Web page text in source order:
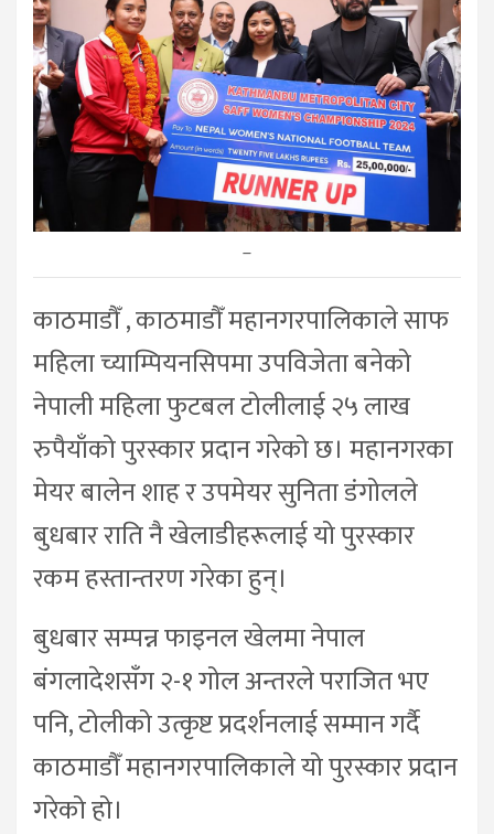
–
काठमाडौँ , काठमाडौँ महानगरपालिकाले साफ
महिला च्याम्पियनसिपमा उपविजेता बनेको
नेपाली महिला फुटबल टोलीलाई २५ लाख
रुपैयाँको पुरस्कार प्रदान गरेको छ। महानगरका
मेयर बालेन शाह र उपमेयर सुनिता डंगोलले
बुधबार राति नै खेलाडीहरूलाई यो पुरस्कार
रकम हस्तान्तरण गरेका हुन्।
बुधबार सम्पन्न फाइनल खेलमा नेपाल
बंगलादेशसँग २-१ गोल अन्तरले पराजित भए
पनि, टोलीको उत्कृष्ट प्रदर्शनलाई सम्मान गर्दै
काठमाडौँ महानगरपालिकाले यो पुरस्कार प्रदान
गरेको हो।